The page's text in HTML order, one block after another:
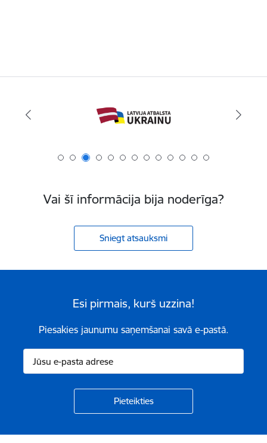
Vai šī informācija bija noderīga?
Sniegt atsauksmi
Esi pirmais, kurš uzzina!
Piesakies jaunumu saņemšanai savā e-pastā.